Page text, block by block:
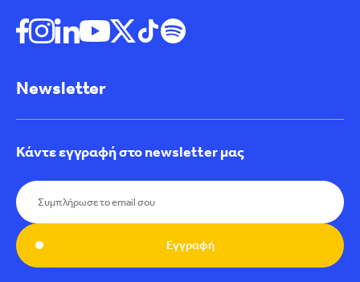
Newsletter
Κάντε εγγραφή στο newsletter μας
Εγγραφή